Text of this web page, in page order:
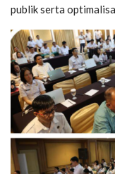
publik serta